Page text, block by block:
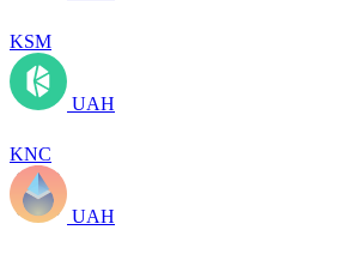
KSM
UAH
KNC
UAH